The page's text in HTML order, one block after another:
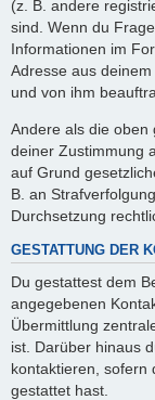
(z. B. andere
sind. Wenn du
Informationen im
Adresse aus
und von ihm
Andere als die oben
deiner Zustimmung
auf Grund
B. an
Durchsetzung
GESTATTUNG DER
Du gestattest dem
angegebenen
Übermittlung
ist. Darüber hinaus
kontaktieren, sofern
gestattet hast.